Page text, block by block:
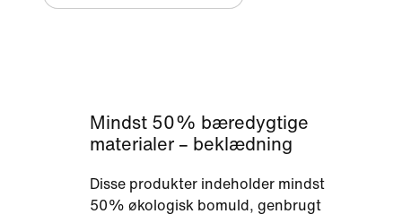
Mindst 50% bæredygtige
materialer – beklædning
Disse produkter indeholder mindst
50% økologisk bomuld, genbrugt